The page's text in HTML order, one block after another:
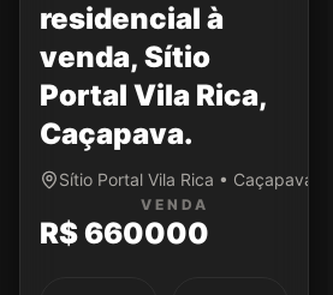
residencial à
venda, Sítio
Portal Vila Rica,
Caçapava.
Sítio Portal Vila Rica • Caçapava/SP
VENDA
R$ 660000